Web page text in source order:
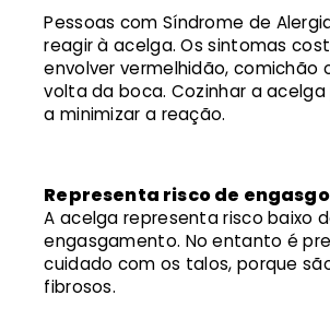
Pessoas com Síndrome de
reagir à acelga. Os sintomas
envolver vermelhidão, comichão
volta da boca. Cozinhar a
a minimizar a reação.
Representa risco de
A acelga representa risco baixo
engasgamento. No entanto é
cuidado com os talos, porque
fibrosos.